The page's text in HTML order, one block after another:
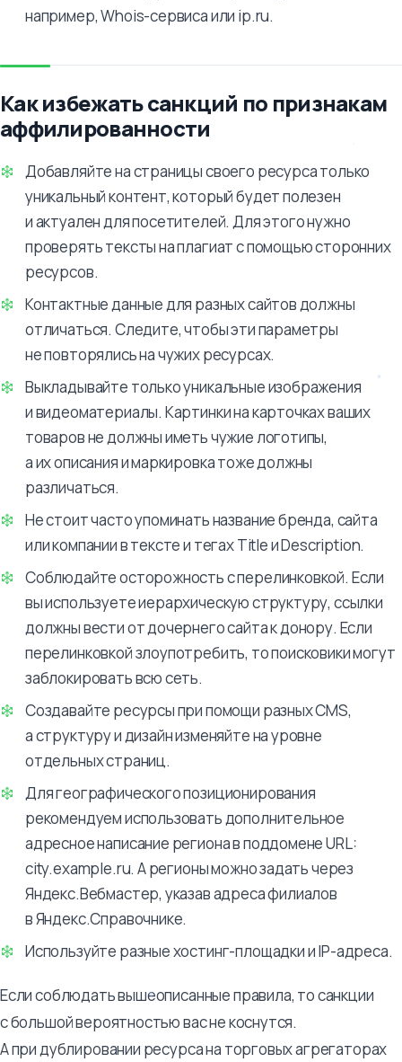
например, Whois-сервиса или ip.ru.
Как избежать санкций по признакам
аффилированности
Добавляйте на страницы своего ресурса только
уникальный контент, который будет полезен
и актуален для посетителей. Для этого нужно
проверять тексты на плагиат с помощью сторонних
ресурсов.
Контактные данные для разных сайтов должны
отличаться. Следите, чтобы эти параметры
не повторялись на чужих ресурсах.
Выкладывайте только уникальные изображения
и видеоматериалы. Картинки на карточках ваших
товаров не должны иметь чужие логотипы,
а их описания и маркировка тоже должны
различаться.
Не стоит часто упоминать название бренда, сайта
или компании в тексте и тегах Title и Description.
Соблюдайте осторожность с перелинковкой. Если
вы используете иерархическую структуру, ссылки
должны вести от дочернего сайта к донору. Если
перелинковкой злоупотребить, то поисковики могут
заблокировать всю сеть.
Создавайте ресурсы при помощи разных CMS,
а структуру и дизайн изменяйте на уровне
отдельных страниц.
Для географического позиционирования
рекомендуем использовать дополнительное
адресное написание региона в поддомене URL:
city.example.ru. А регионы можно задать через
Яндекс.Вебмастер, указав адреса филиалов
в Яндекс.Справочнике.
Используйте разные хостинг-площадки и IP-адреса.
Если соблюдать вышеописанные правила, то санкции
с большой вероятностью вас не коснутся.
А при дублировании ресурса на торговых агрегаторах